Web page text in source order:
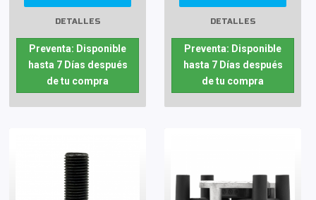
DETALLES
Preventa: Disponible
hasta 7 Días después
de tu compra
DETALLES
Preventa: Disponible
hasta 7 Días después
de tu compra